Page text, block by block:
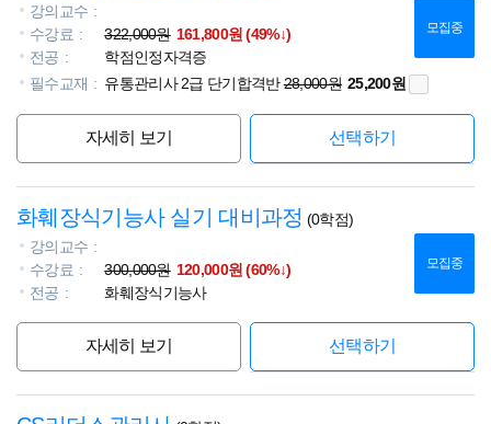
강의교수
수강료
322,000원 161,800원 (49%↓)
전공
학점인정자격증
필수교재
유통관리사 2급 단기합격반28,000원 25,200원
모집중
자세히 보기 선택하기
화훼장식기능사 실기 대비과정 (0학점)
강의교수
수강료
300,000원 120,000원 (60%↓)
전공
화훼장식기능사
모집중
자세히 보기 선택하기